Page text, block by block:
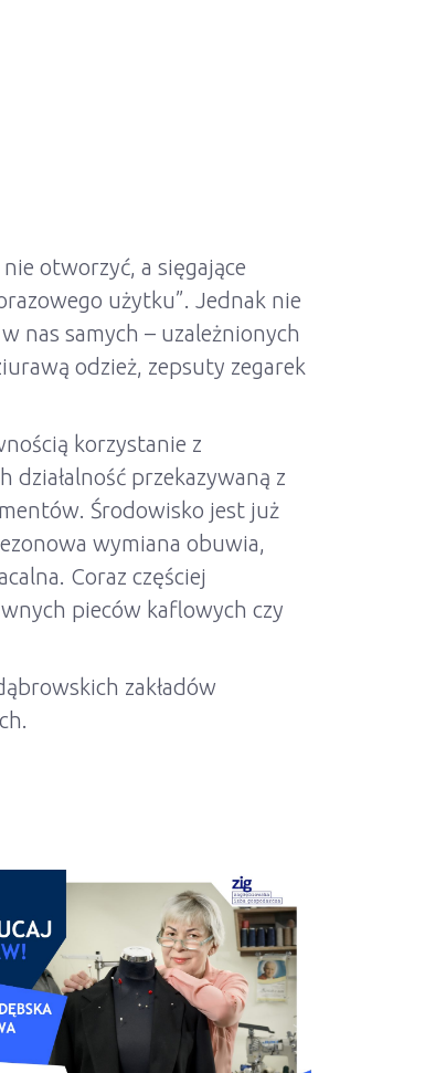
otworzyć, a sięgające
użytku”. Jednak nie
nas samych – uzależnionych
odzież, zepsuty zegarek
korzystanie z
przekazywaną z
Środowisko jest już
wymiana obuwia,
Coraz częściej
pieców kaflowych czy
zakładów